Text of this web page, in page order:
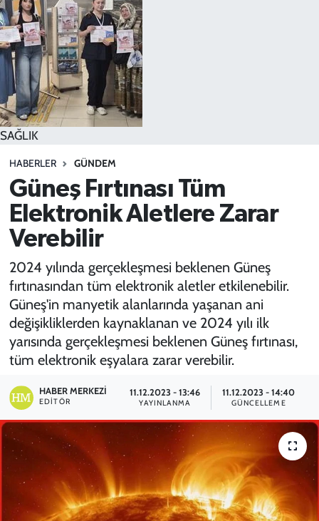
SAĞLIK
HABERLER GÜNDEM
Güneş Fırtınası Tüm
Elektronik Aletlere Zarar
Verebilir
2024 yılında gerçekleşmesi beklenen Güneş
fırtınasından tüm elektronik aletler etkilenebilir.
Güneş'in manyetik alanlarında yaşanan ani
değişikliklerden kaynaklanan ve 2024 yılı ilk
yarısında gerçekleşmesi beklenen Güneş fırtınası,
tüm elektronik eşyalara zarar verebilir.
HABER MERKEZI
EDITÖR
11.12.2023 - 13:46
YAYINLANMA
11.12.2023 - 14:40
GÜNCELLEME
SPOR
TEKNOLOJİ
YAŞAM